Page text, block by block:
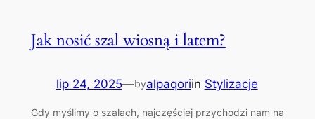
Jak nosić szal wiosną i latem?
lip 24, 2025—byalpaqoriin Stylizacje
Gdy myślimy o szalach, najczęściej przychodzi nam na